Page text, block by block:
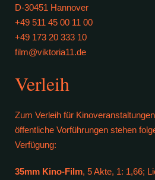
D-30451 Hannover
+49 511 45 00 11 00
+49 173 20 333 10
film@viktoria11.de
Verleih
Zum Verleih für
öffentliche Vorführungen stehen
Verfügung:
35mm Kino-Film, 5 Akte, 1: 1,66;